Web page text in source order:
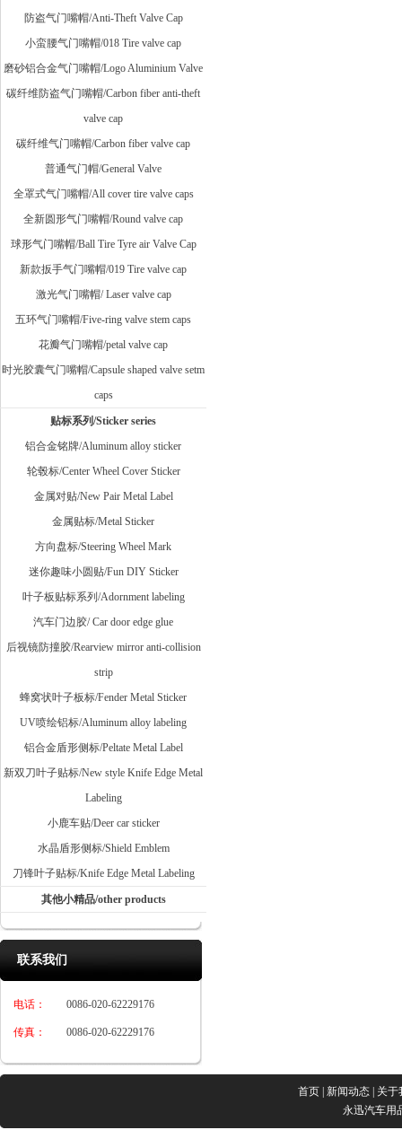
防盗气门嘴帽/Anti-Theft Valve Cap
小蛮腰气门嘴帽/018 Tire valve cap
磨砂铝合金气门嘴帽/Logo Aluminium Valve
碳纤维防盗气门嘴帽/Carbon fiber anti-theft
valve cap
碳纤维气门嘴帽/Carbon fiber valve cap
普通气门帽/General Valve
全罩式气门嘴帽/All cover tire valve caps
全新圆形气门嘴帽/Round valve cap
球形气门嘴帽/Ball Tire Tyre air Valve Cap
新款扳手气门嘴帽/019 Tire valve cap
激光气门嘴帽/ Laser valve cap
五环气门嘴帽/Five-ring valve stem caps
花瓣气门嘴帽/petal valve cap
时光胶囊气门嘴帽/Capsule shaped valve setm
caps
贴标系列/Sticker series
铝合金铭牌/Aluminum alloy sticker
轮毂标/Center Wheel Cover Sticker
金属对贴/New Pair Metal Label
金属贴标/Metal Sticker
方向盘标/Steering Wheel Mark
迷你趣味小圆贴/Fun DIY Sticker
叶子板贴标系列/Adornment labeling
汽车门边胶/ Car door edge glue
后视镜防撞胶/Rearview mirror anti-collision
strip
蜂窝状叶子板标/Fender Metal Sticker
UV喷绘铝标/Aluminum alloy labeling
铝合金盾形侧标/Peltate Metal Label
新双刀叶子贴标/New style Knife Edge Metal
Labeling
小鹿车贴/Deer car sticker
水晶盾形侧标/Shield Emblem
刀锋叶子贴标/Knife Edge Metal Labeling
其他小精品/other products
联系我们
电话： 0086-020-62229176
传真： 0086-020-62229176
首页 新闻动态
关于
永迅汽车用